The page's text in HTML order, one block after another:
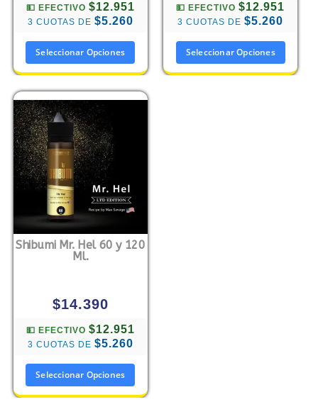
💵 EFECTIVO $12.951
3 CUOTAS DE $5.260
Seleccionar Opciones
💵 EFECTIVO$12.951
3 CUOTAS DE$5.260
Seleccionar Opciones
Shibumi Mr. Hel 60 y 120
Ml.
$14.390
💵 EFECTIVO $12.951
3 CUOTAS DE $5.260
Seleccionar Opciones